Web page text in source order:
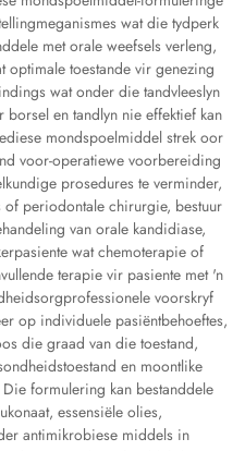
wat die tydperk
met orale weefsels verleng,
optimale toestande vir genezing
wat onder die tandvleeslyn
en tandlyn nie effektief kan
mondspoelmiddel strek oor
voor-operatiewe voorbereiding
prosedures te verminder,
of periodontale chirurgie, bestuur
van orale kandidiase,
wat chemoterapie of
terapie vir pasiente met 'n
voorskryf
op individuele pasiëntbehoeftes,
die graad van die toestand,
en moontlike
formulering kan bestanddele
essensiële olies,
antimikrobiese middels in